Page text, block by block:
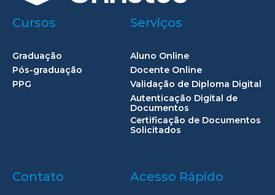
Cursos
Graduação
Pós-graduação
PPG
Serviços
Aluno Online
Docente Online
Validação de Diploma Digital
Autenticação Digital de
Documentos
Certificação de Documentos
Solicitados
Contato Acesso Rápido